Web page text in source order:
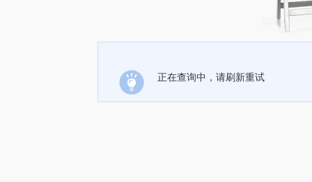
正在查询中，请刷新重试